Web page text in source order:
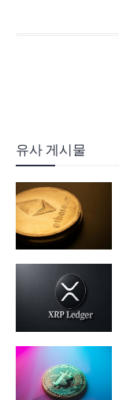
유사 게시물